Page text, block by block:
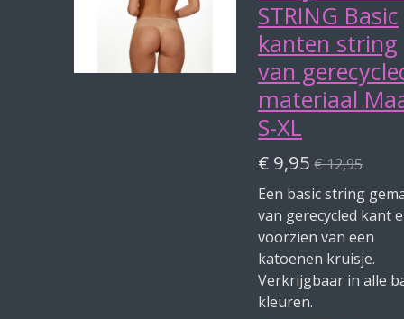
STRING Basic
kanten string
van
materiaal
S-XL
€ 9,95 € 12,95
Een basic string
van gerecycled kant
voorzien van een
katoenen kruisje.
Verkrijgbaar in alle
kleuren.